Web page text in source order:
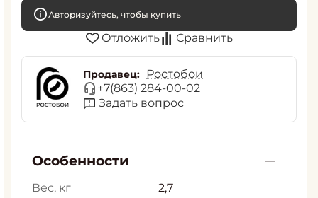
Авторизуйтесь, чтобы купить
Отложить Сравнить
Продавец:
Ростобои
+7(863) 284-00-02
Задать вопрос
Особенности
Вес, кг
2,7